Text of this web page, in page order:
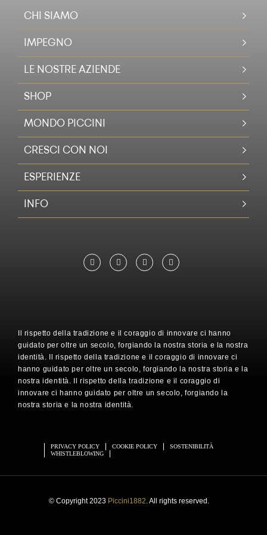
CHI SIAMO
IMPEGNO
LE NOSTRE AZIENDE
SHOP
MONDO PICCINI
CRESCI CON NOI
ESPERIENZE
INFO
Il rispetto della tradizione e il coraggio di innovare ci hanno
guidato per oltre un secolo, forgiando la nostra storia e la nostra
identità. Il rispetto della tradizione e il coraggio di innovare ci
hanno guidato per oltre un secolo, forgiando la nostra storia e la
nostra identità. Il rispetto della tradizione e il coraggio di
innovare ci hanno guidato per oltre un secolo, forgiando la
nostra storia e la nostra identità.
PRIVACY POLICY COOKIE POLICY
SOSTENIBILITÀ
WHISTLEBLOWING
© Copyright 2023 Piccini1882. All rights reserved.